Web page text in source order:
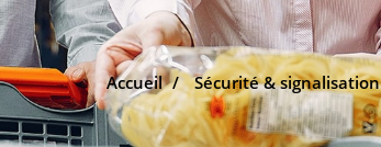
Accueil Sécurité & signalisation